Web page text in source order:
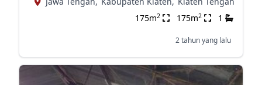
175m2 175m2 1
2 tahun yang lalu